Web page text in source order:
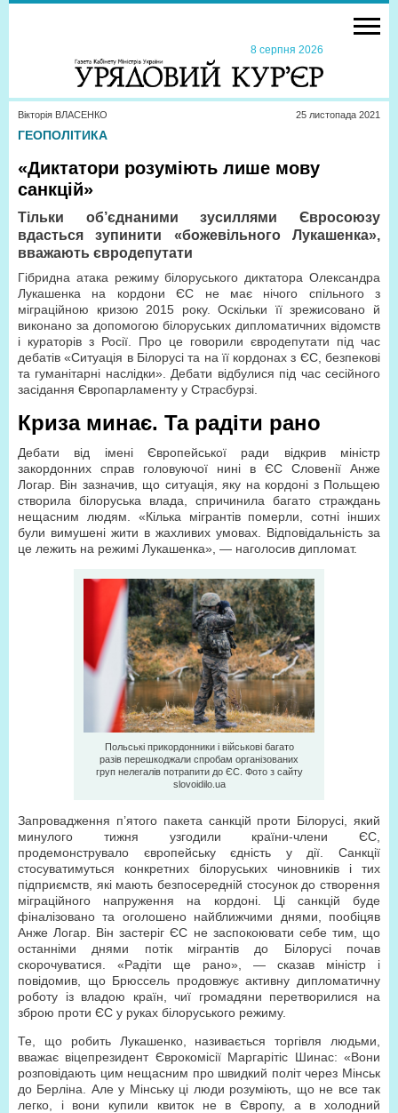
8 серпня 2026
Вікторія ВЛАСЕНКО 25 листопада 2021
ГЕОПОЛІТИКА
«Диктатори розуміють лише мову
санкцій»
Тільки об’єднаними зусиллями Євросоюзу
вдасться зупинити «божевільного Лукашенка»,
вважають євродепутати
Гібридна атака режиму білоруського диктатора Олександра
Лукашенка на кордони ЄС не має нічого спільного з
міграційною кризою 2015 року. Оскільки її зрежисовано й
виконано за допомогою білоруських дипломатичних відомств
і кураторів з Росії. Про це говорили євродепутати під час
дебатів «Ситуація в Білорусі та на її кордонах з ЄС, безпекові
та гуманітарні наслідки». Дебати відбулися під час сесійного
засідання Європарламенту у Страсбурзі.
Криза минає. Та радіти рано
Дебати від імені Європейської ради відкрив міністр
закордонних справ головуючої нині в ЄС Словенії Анже
Логар. Він зазначив, що ситуація, яку на кордоні з Польщею
створила білоруська влада, спричинила багато страждань
нещасним людям. «Кілька мігрантів померли, сотні інших
були вимушені жити в жахливих умовах. Відповідальність за
це лежить на режимі Лукашенка», — наголосив дипломат.
Польські прикордонники і військові багато
разів перешкоджали спробам організованих
груп нелегалів потрапити до ЄС. Фото з сайту
slovoidilo.ua
Запровадження п’ятого пакета санкцій проти Білорусі, який
минулого тижня узгодили країни-члени ЄС,
продемонструвало європейську єдність у дії. Санкції
стосуватимуться конкретних білоруських чиновників і тих
підприємств, які мають безпосередній стосунок до створення
міграційного напруження на кордоні. Ці санкцій буде
фіналізовано та оголошено найближчими днями, пообіцяв
Анже Логар. Він застеріг ЄС не заспокоювати себе тим, що
останніми днями потік мігрантів до Білорусі почав
скорочуватися. «Радіти ще рано», — сказав міністр і
повідомив, що Брюссель продовжує активну дипломатичну
роботу із владою країн, чиї громадяни перетворилися на
зброю проти ЄС у руках білоруського режиму.
Те, що робить Лукашенко, називається торгівля людьми,
вважає віцепрезидент Єврокомісії Маргарітіс Шинас: «Вони
розповідають цим нещасним про швидкий політ через Мінськ
до Берліна. Але у Мінську ці люди розуміють, що не все так
легко, і вони купили квиток не в Європу, а в холодний